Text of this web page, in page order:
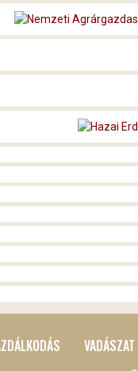
VADÁSZAT